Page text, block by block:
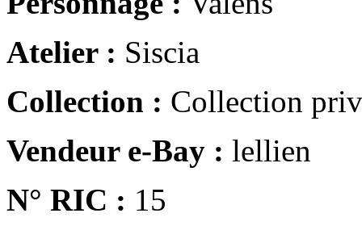
Atelier : Siscia
Collection : Collection
Vendeur e-Bay : lellien
N° RIC : 15